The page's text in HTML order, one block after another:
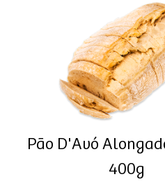
Pão D'Avó
400g